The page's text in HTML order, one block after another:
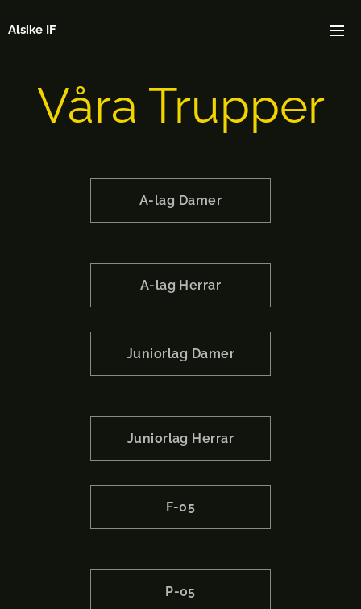
Alsike IF
Våra Trupper
A-lag Damer
A-lag Herrar
Juniorlag Damer
Juniorlag Herrar
F-05
P-05